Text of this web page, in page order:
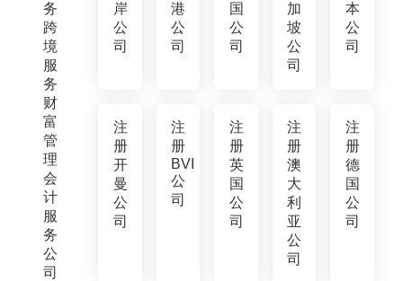
务
跨
境
服
务
财
富
管
理
会
计
服
务
公
司
岸
公
司
港
公
司
国
公
司
加
坡
公
司
本
公
司
注
册
开
曼
公
司
注
册
BVI
公
司
注
册
英
国
公
司
注
册
澳
大
利
亚
公
司
注
册
德
国
公
司